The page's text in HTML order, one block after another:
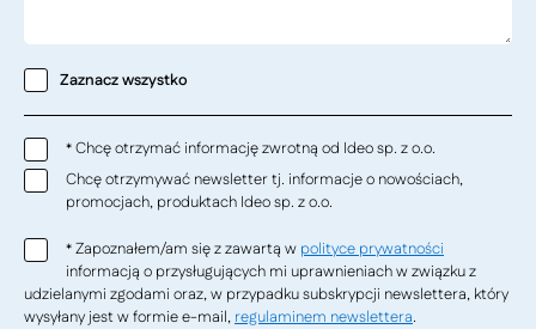
Zaznacz wszystko
*Chcę otrzymać informację zwrotną od Ideo sp. z o.o.
Chcę otrzymywać newsletter tj. informacje o nowościach,
promocjach, produktach Ideo sp. z o.o.
*Zapoznałem/am się z zawartą w polityce prywatności
informacją o przysługujących mi uprawnieniach w związku z
udzielanymi zgodami oraz, w przypadku subskrypcji newslettera, który
wysyłany jest w formie e-mail, regulaminem newslettera.